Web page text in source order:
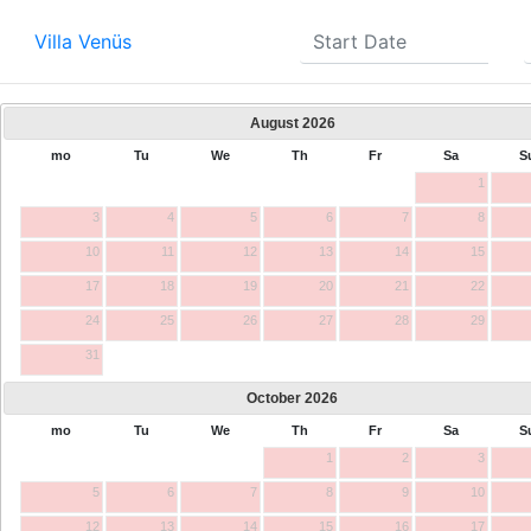
Villa Venüs
August 2026
mo Tu We Th Fr Sa
1
3 4 5 6 7 8
10 11 12 13 14 15
17 18 19 20 21 22
24 25 26 27 28 29
31
October 2026
mo Tu We Th Fr Sa
1
2 3
5 6 7 8 9 10
12 13 14 15 16 17